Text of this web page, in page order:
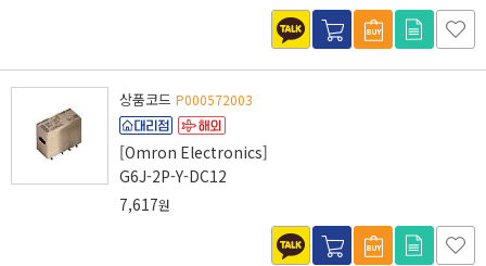
상품코드 P000572003
[Omron Electronics]
G6J-2P-Y-DC12
7,617원